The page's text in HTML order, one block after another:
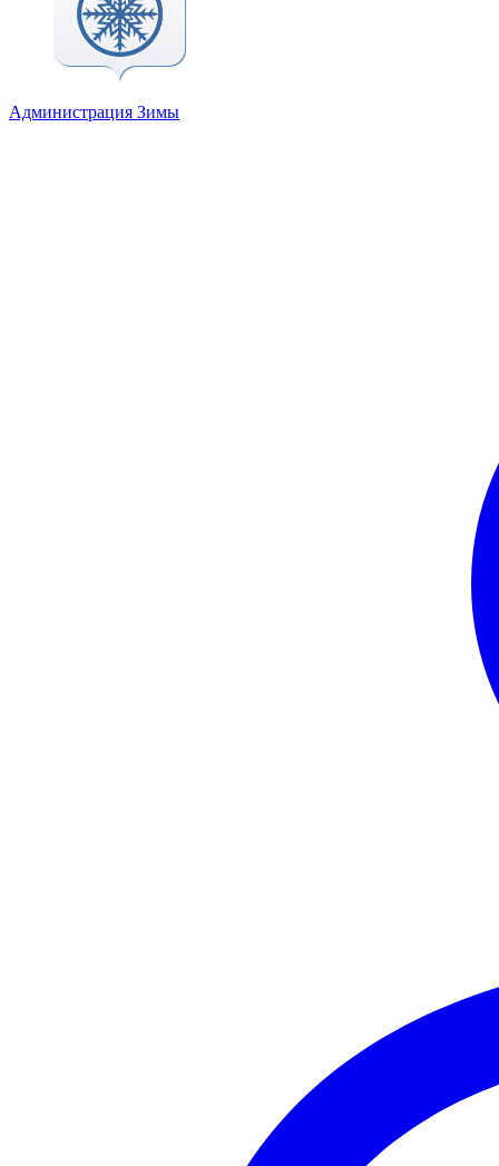
Администрация Зимы